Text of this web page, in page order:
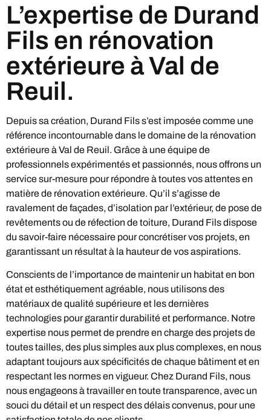
L’expertise de Durand
Fils en rénovation
extérieure à Val de
Reuil.
Depuis sa création, Durand Fils s’est imposée comme une
référence incontournable dans le domaine de la rénovation
extérieure à Val de Reuil. Grâce à une équipe de
professionnels expérimentés et passionnés, nous offrons un
service sur-mesure pour répondre à toutes vos attentes en
matière de rénovation extérieure. Qu’il s’agisse de
ravalement de façades, d’isolation par l’extérieur, de pose de
revêtements ou de réfection de toiture, Durand Fils dispose
du savoir-faire nécessaire pour concrétiser vos projets, en
garantissant un résultat à la hauteur de vos aspirations.
Conscients de l’importance de maintenir un habitat en bon
état et esthétiquement agréable, nous utilisons des
matériaux de qualité supérieure et les dernières
technologies pour garantir durabilité et performance. Notre
expertise nous permet de prendre en charge des projets de
toutes tailles, des plus simples aux plus complexes, en nous
adaptant toujours aux spécificités de chaque bâtiment et en
respectant les normes en vigueur. Chez Durand Fils, nous
nous engageons à travailler en toute transparence, avec un
souci du détail et un respect des délais convenus, pour une